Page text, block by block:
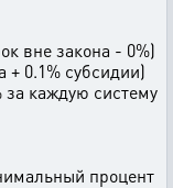
вне закона - 0%)
+ 0.1% субсидии)
за каждую систему
процент